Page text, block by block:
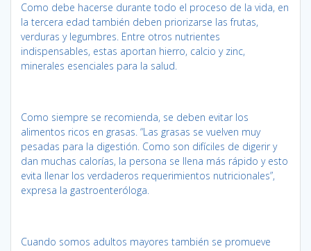
Como debe hacerse durante todo el proceso de la vida, en
la tercera edad también deben priorizarse las frutas,
verduras y legumbres. Entre otros nutrientes
indispensables, estas aportan hierro, calcio y zinc,
minerales esenciales para la salud.
Como siempre se recomienda, se deben evitar los
alimentos ricos en grasas. “Las grasas se vuelven muy
pesadas para la digestión. Como son difíciles de digerir y
dan muchas calorías, la persona se llena más rápido y esto
evita llenar los verdaderos requerimientos nutricionales”,
expresa la gastroenteróloga.
Cuando somos adultos mayores también se promueve